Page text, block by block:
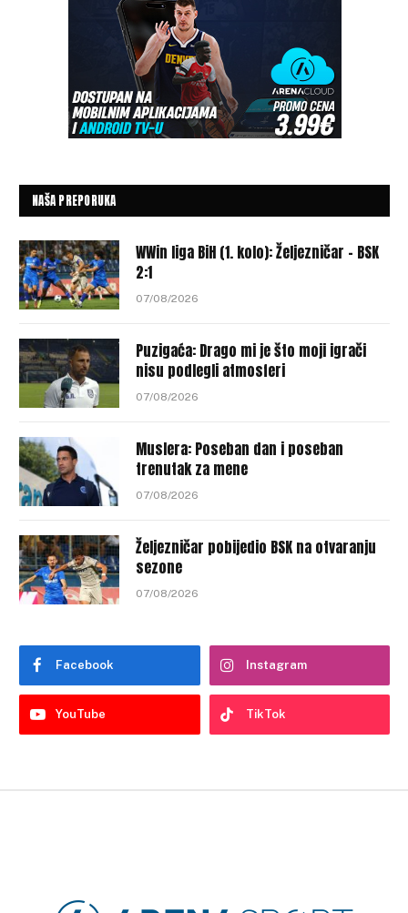
NAŠA PREPORUKA
WWin liga BiH (1. kolo): Željezničar – BSK
2:1
07/08/2026
Puzigaća: Drago mi je što moji igrači
nisu podlegli atmosferi
07/08/2026
Muslera: Poseban dan i poseban
trenutak za mene
07/08/2026
Željezničar pobijedio BSK na otvaranju
sezone
07/08/2026
Facebook Instagram
YouTube TikTok